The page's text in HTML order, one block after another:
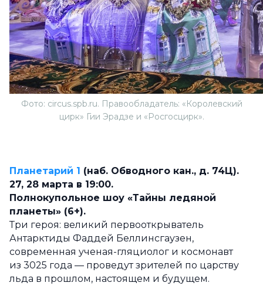
Фото: circus.spb.ru. Правообладатель: «Королевский
цирк» Гии Эрадзе и «Росгосцирк».
Планетарий 1 (наб. Обводного кан., д. 74Ц).
27, 28 марта в 19:00.
Полнокупольное шоу «Тайны ледяной
планеты» (6+).
Три героя: великий первооткрыватель
Антарктиды Фаддей Беллинсгаузен,
современная ученая-гляциолог и космонавт
из 3025 года — проведут зрителей по царству
льда в прошлом, настоящем и будущем.